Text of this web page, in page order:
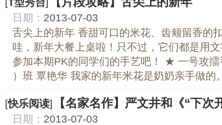
日期： 2013-07-03
舌尖上的新年 香甜可口的米花、齿颊留香的
哇，新年大餐上桌啦！只不过，它们都是用
参加本期PK的同学们的手艺吧！ ★ 一号攻
）班 覃艳华 我家的新年米花是奶奶亲手做的
[快乐阅读] 【名家名作】严文井和《“下次
日期： 2013-07-03